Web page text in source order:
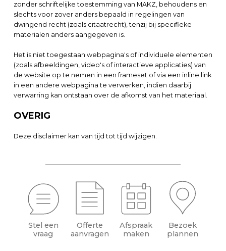
zonder schriftelijke toestemming van MAKZ, behoudens en
slechts voor zover anders bepaald in regelingen van
dwingend recht (zoals citaatrecht), tenzij bij specifieke
materialen anders aangegeven is.
Het is niet toegestaan webpagina's of individuele elementen
(zoals afbeeldingen, video's of interactieve applicaties) van
de website op te nemen in een frameset of via een inline link
in een andere webpagina te verwerken, indien daarbij
verwarring kan ontstaan over de afkomst van het materiaal.
OVERIG
Deze disclaimer kan van tijd tot tijd wijzigen.
Stel een
vraag
Offerte
aanvragen
Afspraak
maken
Bezoek
plannen